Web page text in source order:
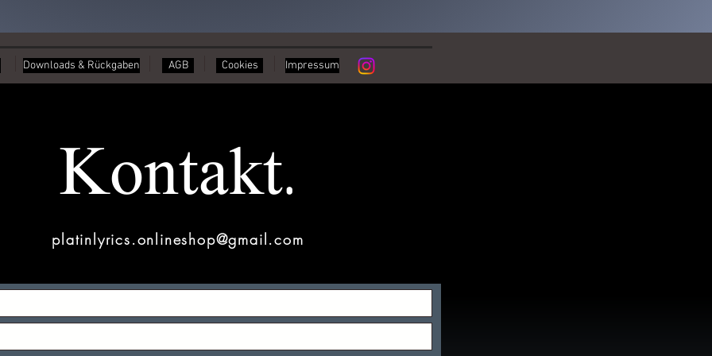
Downloads & Rückgaben AGB Cookies Impressum
Kontakt.
platinlyrics.onlineshop@gmail.com